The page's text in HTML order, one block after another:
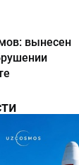
вынесен